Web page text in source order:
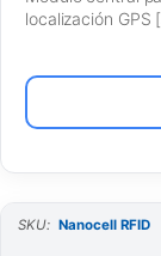
localización GPS
SKU: Nanocell RFID